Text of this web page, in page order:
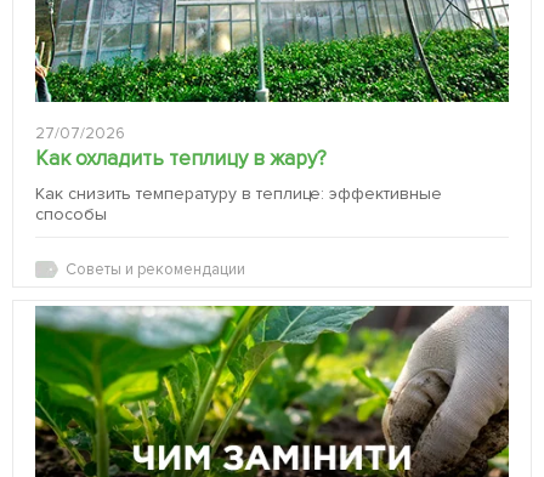
27/07/2026
Как охладить теплицу в жару?
Как снизить температуру в теплице: эффективные
способы
Советы и рекомендации